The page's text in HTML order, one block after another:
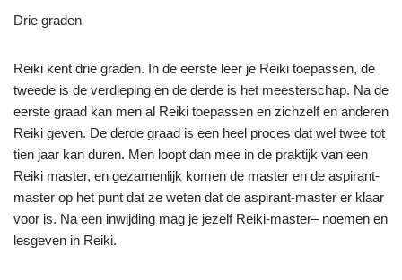
Drie graden
Reiki kent drie graden. In de eerste leer je Reiki toepassen, de
tweede is de verdieping en de derde is het meesterschap. Na de
eerste graad kan men al Reiki toepassen en zichzelf en anderen
Reiki geven. De derde graad is een heel proces dat wel twee tot
tien jaar kan duren. Men loopt dan mee in de praktijk van een
Reiki master, en gezamenlijk komen de master en de aspirant-
master op het punt dat ze weten dat de aspirant-master er klaar
voor is. Na een inwijding mag je jezelf Reiki-master–noemen en
lesgeven in Reiki.